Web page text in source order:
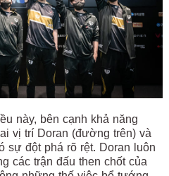
này, bên cạnh khả năng
vị trí Doran (đường trên) và
sự đột phá rõ rệt. Doran luôn
các trận đấu then chốt của